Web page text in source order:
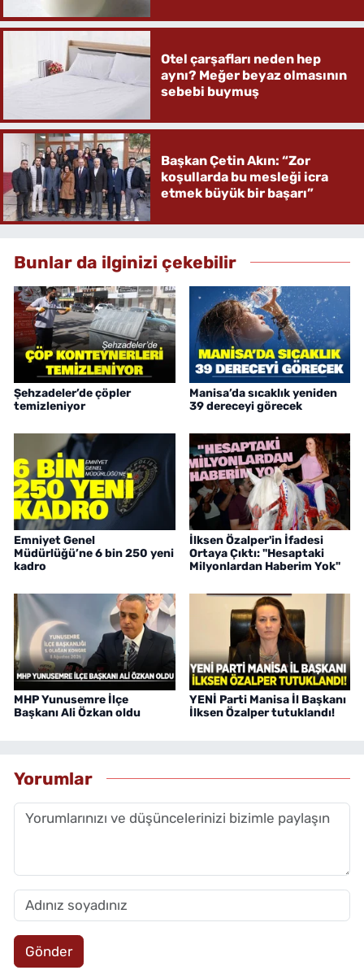
Otel çarşafları neden hep
aynı? Meğer beyaz olmasının
sebebi buymuş
Başkan Çetin Akın: “Zor
koşullarda bu mesleği icra
etmek büyük bir başarı”
Bunlar da ilginizi çekebilir
Şehzadeler’de çöpler
temizleniyor
Manisa’da sıcaklık yeniden
39 dereceyi görecek
Emniyet Genel
Müdürlüğü’ne 6 bin 250 yeni
kadro
İlksen Özalper'in İfadesi
Ortaya Çıktı: "Hesaptaki
Milyonlardan Haberim Yok"
MHP Yunusemre İlçe
Başkanı Ali Özkan oldu
YENİ Parti Manisa İl Başkanı
İlksen Özalper tutuklandı!
Yorumlar
Gönder